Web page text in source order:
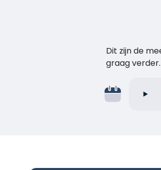
Dit zijn de
graag verder.